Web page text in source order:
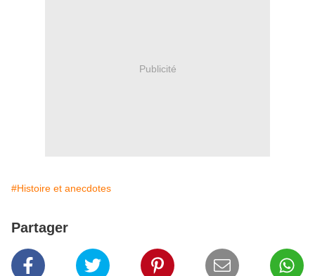
Publicité
#Histoire et anecdotes
Partager